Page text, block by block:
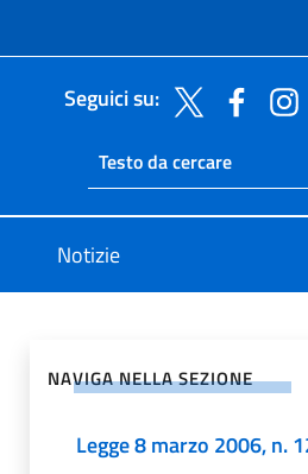
Seguici su:
Ricerca
Cerca nel sito
Notizie
NAVIGA NELLA SEZIONE
Legge 8 marzo 2006, n.